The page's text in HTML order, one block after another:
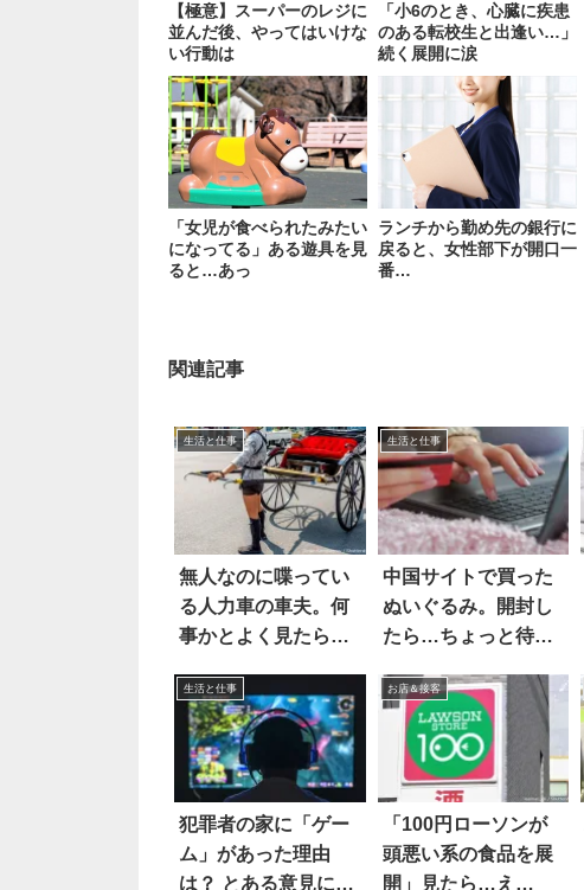
【極意】スーパーのレジに
並んだ後、やってはいけな
い行動は
「小6のとき、心臓に疾患
のある転校生と出逢い…」
続く展開に涙
「女児が食べられたみたい
になってる」ある遊具を見
ると…あっ
ランチから勤め先の銀行に
戻ると、女性部下が開口一
番…
関連記事
生活と仕事
無人なのに喋ってい
る人力車の車夫。何
事かとよく見たら…
生活と仕事
中国サイトで買った
ぬいぐるみ。開封し
たら…ちょっと待
生活と仕事
犯罪者の家に「ゲー
ム」があった理由
は？ とある意見にハ
お店＆接客
「100円ローソンが
頭悪い系の食品を展
開」見たら…え